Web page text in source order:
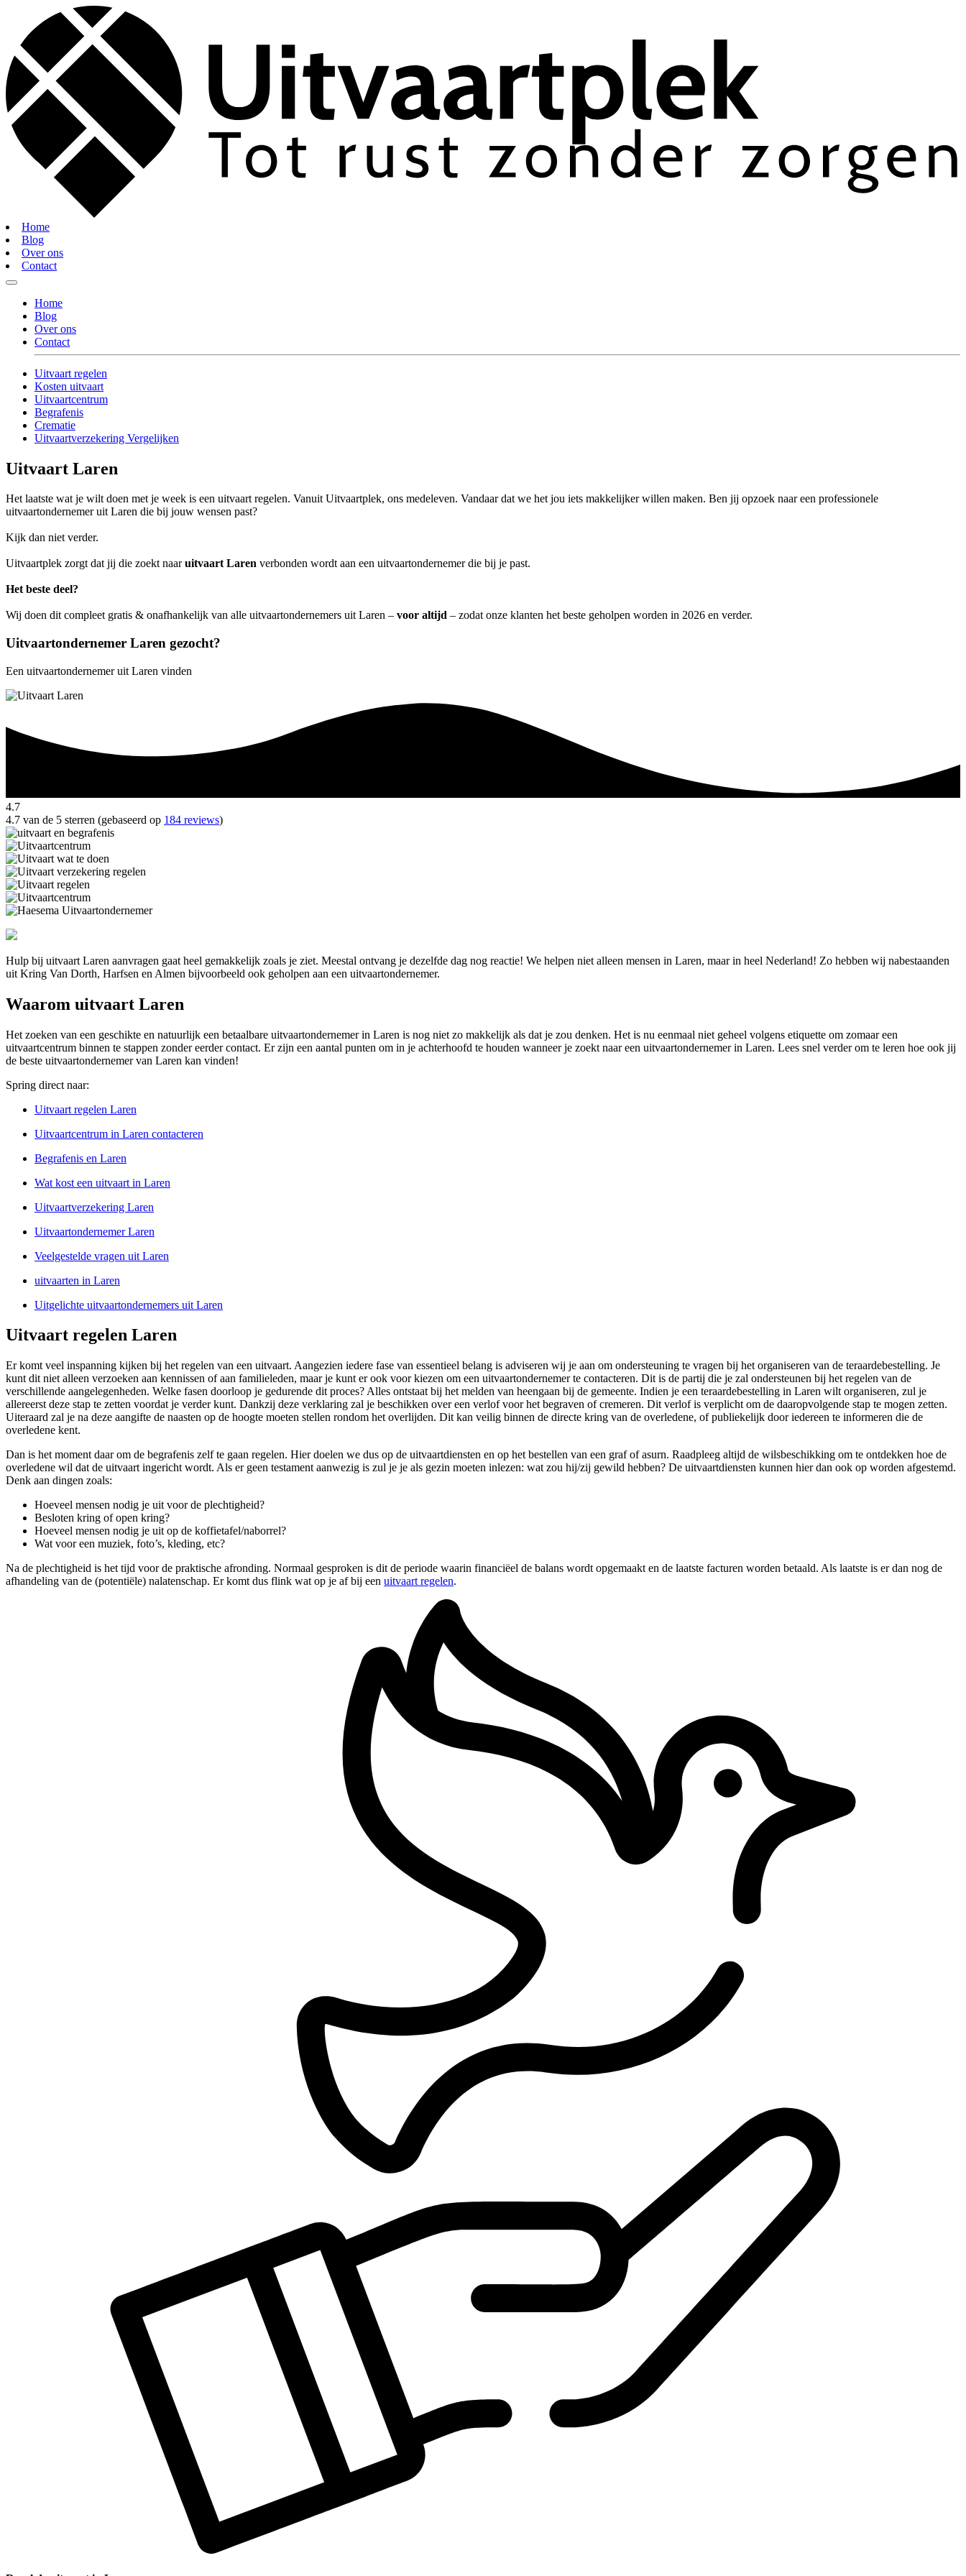
Home
Blog
Over ons
Contact
Home
Blog
Over ons
Contact
Uitvaart regelen
Kosten uitvaart
Uitvaartcentrum
Begrafenis
Crematie
Uitvaartverzekering Vergelijken
Uitvaart Laren
Het laatste wat je wilt doen met je week is een uitvaart regelen. Vanuit Uitvaartplek, ons medeleven. Vandaar dat we het jou iets makkelijker willen maken. Ben jij opzoek naar een professionele
uitvaartondernemer uit Laren die bij jouw wensen past?
Kijk dan niet verder.
Uitvaartplek zorgt dat jij die zoekt naaruitvaart Laren verbonden wordt aan een uitvaartondernemer die bij je past.
Het beste deel?
Wij doen dit compleet gratis & onafhankelijk van alle uitvaartondernemers uit Laren – voor altijd – zodat onze klanten het beste geholpen worden in 2026 en verder.
Uitvaartondernemer Laren gezocht?
Een uitvaartondernemer uit Laren vinden
4.7
4.7 van de 5 sterren (gebaseerd op 184 reviews)
Hulp bij uitvaart Laren aanvragen gaat heel gemakkelijk zoals je ziet. Meestal ontvang je dezelfde dag nog reactie! We helpen niet alleen mensen in Laren, maar in heel Nederland! Zo hebben wij nabestaanden
uit Kring Van Dorth, Harfsen en Almen bijvoorbeeld ook geholpen aan een uitvaartondernemer.
Waarom uitvaart Laren
Het zoeken van een geschikte en natuurlijk een betaalbare uitvaartondernemer in Laren is nog niet zo makkelijk als dat je zou denken. Het is nu eenmaal niet geheel volgens etiquette om zomaar een
uitvaartcentrum binnen te stappen zonder eerder contact. Er zijn een aantal punten om in je achterhoofd te houden wanneer je zoekt naar een uitvaartondernemer in Laren. Lees snel verder om te leren hoe ook jij
de beste uitvaartondernemer van Laren kan vinden!
Spring direct naar:
Uitvaart regelen Laren
Uitvaartcentrum in Laren contacteren
Begrafenis en Laren
Wat kost een uitvaart in Laren
Uitvaartverzekering Laren
Uitvaartondernemer Laren
Veelgestelde vragen uit Laren
uitvaarten in Laren
Uitgelichte uitvaartondernemers uit Laren
Uitvaart regelen Laren
Er komt veel inspanning kijken bij het regelen van een uitvaart. Aangezien iedere fase van essentieel belang is adviseren wij je aan om ondersteuning te vragen bij het organiseren van de teraardebestelling. Je
kunt dit niet alleen verzoeken aan kennissen of aan familieleden, maar je kunt er ook voor kiezen om een uitvaartondernemer te contacteren. Dit is de partij die je zal ondersteunen bij het regelen van de
verschillende aangelegenheden. Welke fasen doorloop je gedurende dit proces? Alles ontstaat bij het melden van heengaan bij de gemeente. Indien je een teraardebestelling in Laren wilt organiseren, zul je
allereerst deze stap te zetten voordat je verder kunt. Dankzij deze verklaring zal je beschikken over een verlof voor het begraven of cremeren. Dit verlof is verplicht om de daaropvolgende stap te mogen zetten.
Uiteraard zal je na deze aangifte de naasten op de hoogte moeten stellen rondom het overlijden. Dit kan veilig binnen de directe kring van de overledene, of publiekelijk door iedereen te informeren die de
overledene kent.
Dan is het moment daar om de begrafenis zelf te gaan regelen. Hier doelen we dus op de uitvaartdiensten en op het bestellen van een graf of asurn. Raadpleeg altijd de wilsbeschikking om te ontdekken hoe de
overledene wil dat de uitvaart ingericht wordt. Als er geen testament aanwezig is zul je je als gezin moeten inlezen: wat zou hij/zij gewild hebben? De uitvaartdiensten kunnen hier dan ook op worden afgestemd.
Denk aan dingen zoals:
Hoeveel mensen nodig je uit voor de plechtigheid?
Besloten kring of open kring?
Hoeveel mensen nodig je uit op de koffietafel/naborrel?
Wat voor een muziek, foto’s, kleding, etc?
Na de plechtigheid is het tijd voor de praktische afronding. Normaal gesproken is dit de periode waarin financiëel de balans wordt opgemaakt en de laatste facturen worden betaald. Als laatste is er dan nog de
afhandeling van de (potentiële) nalatenschap. Er komt dus flink wat op je af bij een uitvaart regelen.